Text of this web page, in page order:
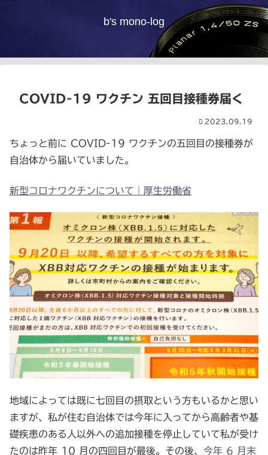
b's mono-log
COVID-19 ワクチン 五回目接種券届く
2023.09.19
ちょっと前に COVID-19 ワクチンの五回目の接種券が
自治体から届いていました。
新型コロナワクチンについて｜厚生労働省
地域によっては既に七回目の摂取という方もいるかと思い
ますが、私が住む自治体では今年に入ってから高齢者や基
礎疾患のある人以外への追加接種を停止していて私が受け
たのは昨年 10 月の四回目が最後。その後、 今年 6 月末